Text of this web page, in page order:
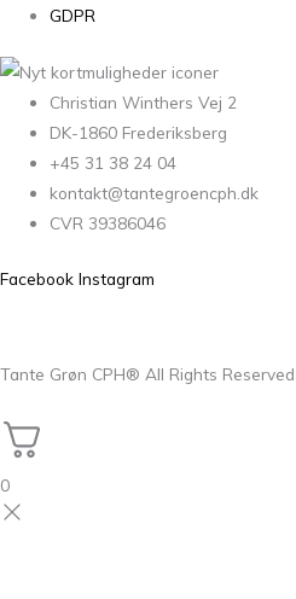
GDPR
Christian Winthers Vej 2
DK-1860 Frederiksberg
+45 31 38 24 04
kontakt@tantegroencph.dk
CVR 39386046
Facebook Instagram
Tante Grøn CPH® All Rights Reserved
0